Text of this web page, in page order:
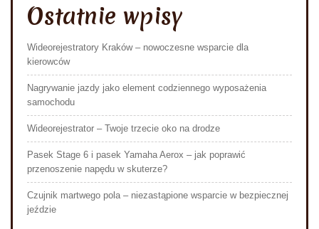
Ostatnie wpisy
Wideorejestratory Kraków – nowoczesne wsparcie dla
kierowców
Nagrywanie jazdy jako element codziennego wyposażenia
samochodu
Wideorejestrator – Twoje trzecie oko na drodze
Pasek Stage 6 i pasek Yamaha Aerox – jak poprawić
przenoszenie napędu w skuterze?
Czujnik martwego pola – niezastąpione wsparcie w bezpiecznej
jeździe